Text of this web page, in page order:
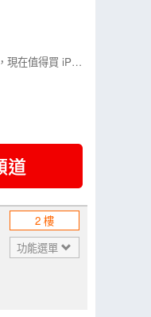
【桃園行銷】iPhone 18 即將登場，現在值得買 iPhone 17 嗎？四款機型一次比較！
2 樓
功能選單